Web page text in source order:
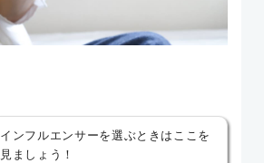
インフルエンサーを選ぶときはここを
見ましょう！